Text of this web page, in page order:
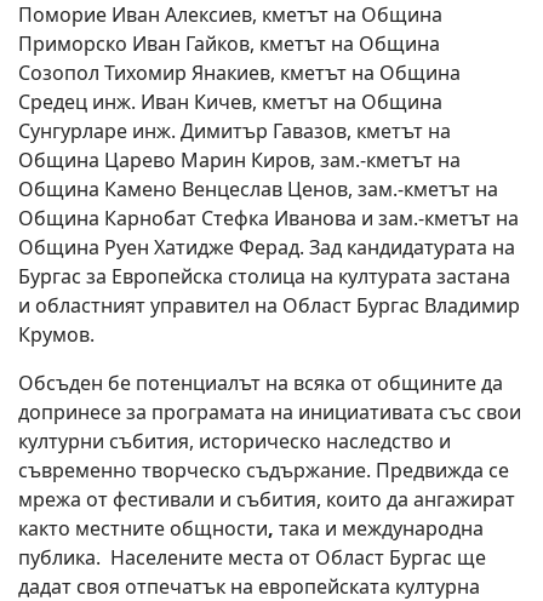
Поморие Иван Алексиев, кметът на Община
Приморско Иван Гайков, кметът на Община
Созопол Тихомир Янакиев, кметът на Община
Средец инж. Иван Кичев, кметът на Община
Сунгурларе инж. Димитър Гавазов, кметът на
Община Царево Марин Киров, зам.-кметът на
Община Камено Венцеслав Ценов, зам.-кметът на
Община Карнобат Стефка Иванова и зам.-кметът на
Община Руен Хатидже Ферад. Зад кандидатурата на
Бургас за Европейска столица на културата застана
и областният управител на Област Бургас Владимир
Крумов.
Обсъден бе потенциалът на всяка от общините да
допринесе за програмата на инициативата със свои
културни събития, историческо наследство и
съвременно творческо съдържание. Предвижда се
мрежа от фестивали и събития, които да ангажират
както местните общности, така и международна
публика. Населените места от Област Бургас ще
дадат своя отпечатък на европейската културна